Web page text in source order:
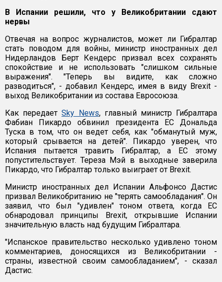
В Испании решили, что у Великобритании сдают
нервы
Отвечая на вопрос журналистов, может ли Гибралтар
стать поводом для войны, министр иностранных дел
Нидерландов Берт Кендерс призвал всех сохранять
спокойствие и не использовать "слишком сильные
выражения". "Теперь вы видите, как сложно
разводиться", - добавил Кендерс, имея в виду Brexit -
выход Великобритании из состава Евросоюза.
Как передаетSky News, главный министр Гибралтара
Фабиан Пикардо обвинил президента ЕС Дональда
Туска в том, что он ведет себя, как "обманутый муж,
который срывается на детей". Пикардо уверен, что
Испания пытается травить Гибралтар, а ЕС этому
попустительствует. Тереза Мэй в выходные заверила
Пикардо, что Гибралтар только выиграет от Brexit.
Министр иностранных дел Испании Альфонсо Дастис
призвал Великобританию не "терять самообладания". Он
заявил, что был "удивлен" тоном ответа, когда ЕС
обнародовал принципы Brexit, открывшие Испании
значительную власть над будущим Гибралтара.
"Испанское правительство несколько удивлено тоном
комментариев, доносящихся из Великобритании -
страны, известной своим самообладанием", - сказал
Дастис.